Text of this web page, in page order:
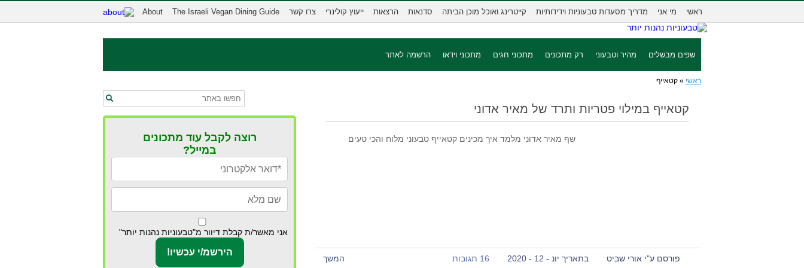
ראשי מי אני מדריך מסעדות טבעוניות וידידותיות קייטרינג ואוכל מוכן הביתה סדנאות הרצאות ייעוץ קולינרי צרו קשר The Israeli Vegan Dining Guide
About
שפים מבשלים מהיר וטבעוני רק מתכונים מתכוני חגים מתכוני וידאו הרשמה לאתר
ראשי » קטאייף
קטאייף במילוי פטריות ותרד של מאיר אדוני
שף מאיר אדוני מלמד איך מכינים קטאייף טבעוני מלוח והכי טעים
פורסם ע"י אורי שביט בתאריך יונ - 12 - 2020 16 תגובות המשך
רוצה לקבל עוד מתכונים
במייל?
אני מאשר/ת קבלת דיוור מ"טבעוניות נהנות יותר"